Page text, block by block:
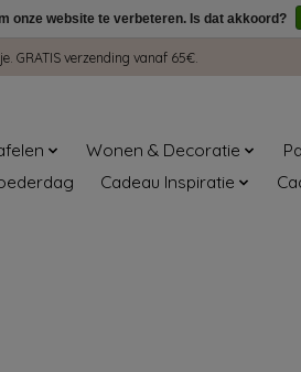
GRATIS verzending vanaf 65€.
Wonen & Decoratie
Cadeau Inspiratie
onze website te verbeteren. Is dat akkoord?